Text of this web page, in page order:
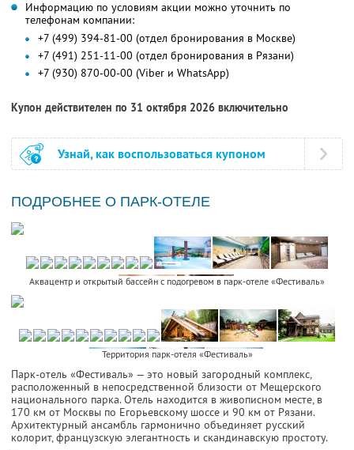
Информацию по условиям акции можно уточнить по
телефонам компании:
+7 (499) 394-81-00 (отдел бронирования в Москве)
+7 (491) 251-11-00 (отдел бронирования в Рязани)
+7 (930) 870-00-00 (Viber и WhatsApp)
Купон действителен по 31 октября 2026 включительно
Узнай, как воспользоваться купоном
ПОДРОБНЕЕ О ПАРК-ОТЕЛЕ
Аквацентр и открытый бассейн с подогревом в парк-отеле «Фестиваль»
Территория парк-отеля «Фестиваль»
Парк-отель «Фестиваль» — это новый загородный комплекс,
расположенный в непосредственной близости от Мещерского
национального парка. Отель находится в живописном месте, в
170 км от Москвы по Егорьевскому шоссе и 90 км от Рязани.
Архитектурный ансамбль гармонично объединяет русский
колорит, французскую элегантность и скандинавскую простоту.